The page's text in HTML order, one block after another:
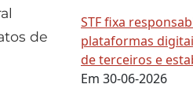
de
STF fixa
plataformas
de terceiros e
Em 30-06-2026